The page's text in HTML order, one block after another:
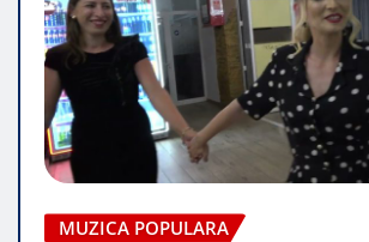
MUZICA POPULARA